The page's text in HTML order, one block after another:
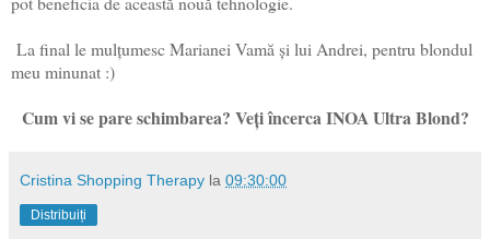
La final le mulțumesc Marianei Vamăși lui Andrei, pentru blondul
meu minunat :)
Cum vi se pare schimbarea? Veți încerca INOA Ultra Blond?
Cristina Shopping Therapy la 09:30:00
Distribuiți